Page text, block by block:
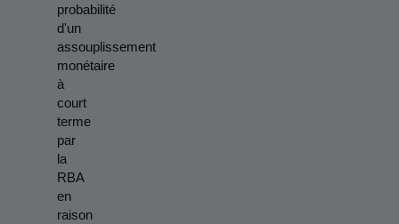
probabilité
d'un
assouplissement
monétaire
à
court
terme
par
la
RBA
en
raison